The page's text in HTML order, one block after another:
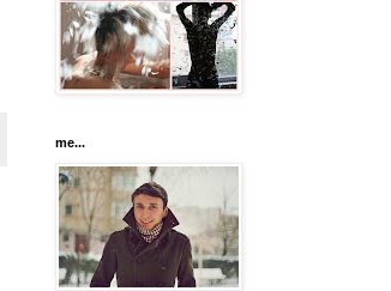
me...